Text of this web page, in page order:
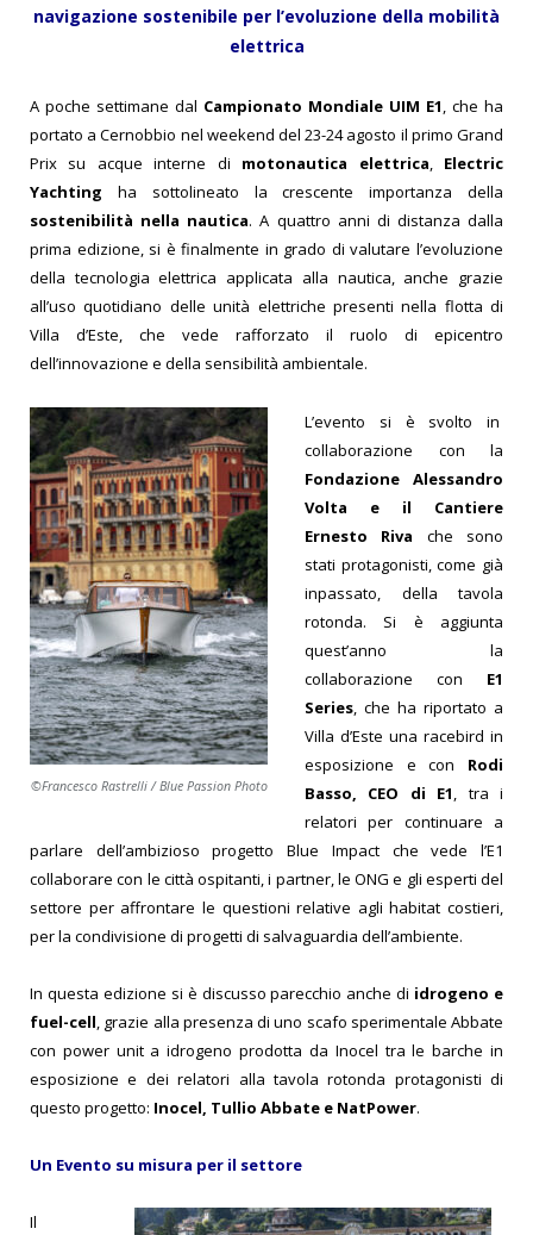
navigazione sostenibile per l’evoluzione della mobilità
elettrica
A poche settimane dal Campionato Mondiale UIM E1, che ha
portato a Cernobbio nel weekend del 23-24 agosto il primo Grand
Prix su acque interne di motonautica elettrica, Electric
Yachting ha sottolineato la crescente importanza della
sostenibilità nella nautica. A quattro anni di distanza dalla
prima edizione, si è finalmente in grado di valutare l’evoluzione
della tecnologia elettrica applicata alla nautica, anche grazie
all’uso quotidiano delle unità elettriche presenti nella flotta di
Villa d’Este, che vede rafforzato il ruolo di epicentro
dell’innovazione e della sensibilità ambientale.
©Francesco Rastrelli / Blue Passion Photo
L’evento si è svolto in
collaborazione con la
Fondazione Alessandro
Volta e il Cantiere
Ernesto Riva che sono
stati protagonisti, come già
inpassato, della tavola
rotonda. Si è aggiunta
quest’anno la
collaborazione con E1
Series , che ha riportato a
Villa d’Este una racebird in
esposizione e con Rodi
Basso, CEO di E1
, tra i
relatori per continuare a
parlare dell’ambizioso progetto Blue Impact che vede l’E1
collaborare con le città ospitanti, i partner, le ONG e gli esperti del
settore per affrontare le questioni relative agli habitat costieri,
per la condivisione di progetti di salvaguardia dell’ambiente.
In questa edizione si è discusso parecchio anche di idrogeno e
fuel-cell, grazie alla presenza di uno scafo sperimentale Abbate
con power unit a idrogeno prodotta da Inocel tra le barche in
esposizione e dei relatori alla tavola rotonda protagonisti di
questo progetto: Inocel, Tullio Abbate e NatPower.
Un Evento su misura per il settore
Il